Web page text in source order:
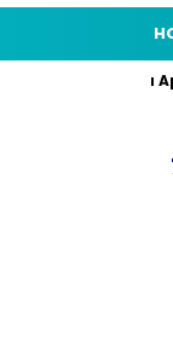
Study Tiru